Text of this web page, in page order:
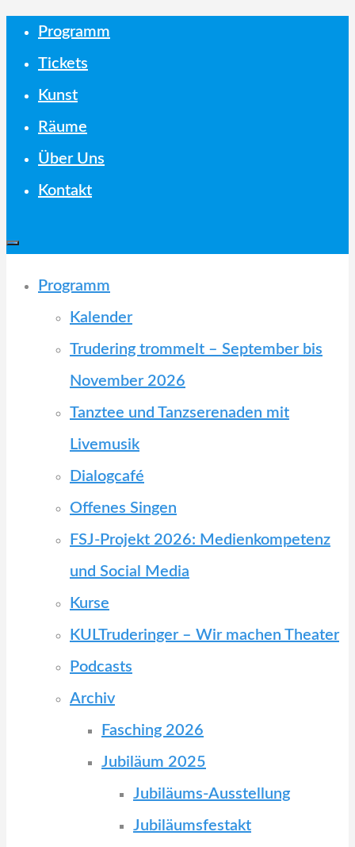
Skip
content
Programm
Tickets
Kunst
Räume
Über Uns
Kontakt
Programm
Kalender
Trudering trommelt – September bis
November 2026
Tanztee und Tanzserenaden mit
Livemusik
Dialogcafé
Offenes Singen
FSJ-Projekt 2026: Medienkompetenz
und Social Media
Kurse
KULTruderinger – Wir machen Theater
Podcasts
Archiv
Fasching 2026
Jubiläum 2025
Jubiläums-Ausstellung
Jubiläumsfestakt